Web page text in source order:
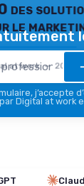
des
le
at work — 2026
j’accepte
Digital at work